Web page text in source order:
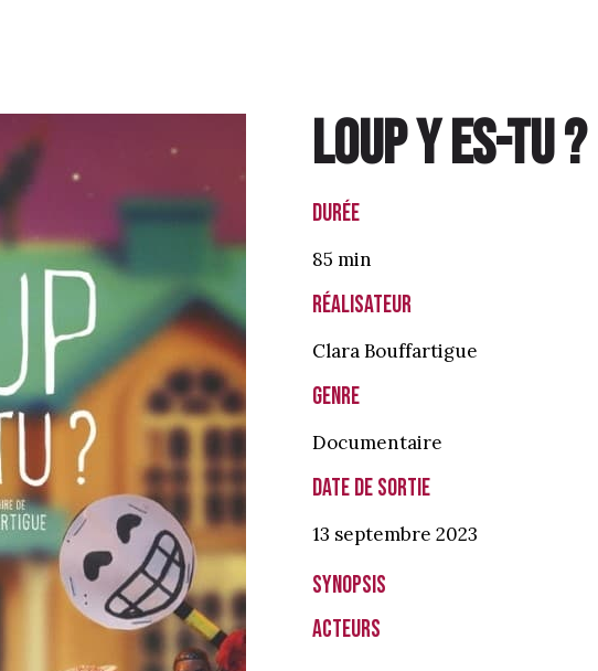
Loup y es-tu ?
Durée
85 min
Réalisateur
Clara Bouffartigue
Genre
Documentaire
Date de sortie
13 septembre 2023
Synopsis
Acteurs